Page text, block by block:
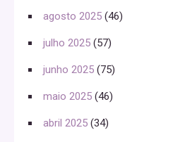
agosto 2025 (46)
julho 2025 (57)
junho 2025 (75)
maio 2025 (46)
abril 2025 (34)